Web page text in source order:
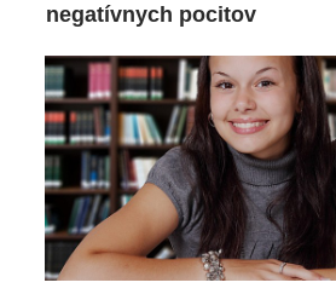
negatívnych pocitov